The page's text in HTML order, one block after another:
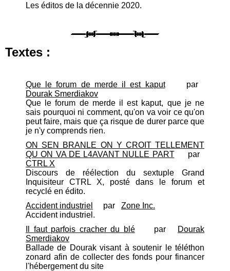
Les éditos de la décennie 2020.
Textes :
Que le forum de merde il est kaputpar
Dourak Smerdiakov
Que le forum de merde il est kaput, que je ne
sais pourquoi ni comment, qu'on va voir ce qu'on
peut faire, mais que ça risque de durer parce que
je n'y comprends rien.
ON SEN BRANLE ON Y CROIT TELLEMENT
QU ON VA DE L4AVANT NULLE PARTpar
CTRL X
Discours de réélection du sextuple Grand
Inquisiteur CTRL X, posté dans le forum et
recyclé en édito.
Accident industriel
par Zone Inc.
Accident industriel.
Il faut parfois cracher du blépar
Dourak
Smerdiakov
Ballade de Dourak visant à soutenir le téléthon
zonard afin de collecter des fonds pour financer
l'hébergement du site